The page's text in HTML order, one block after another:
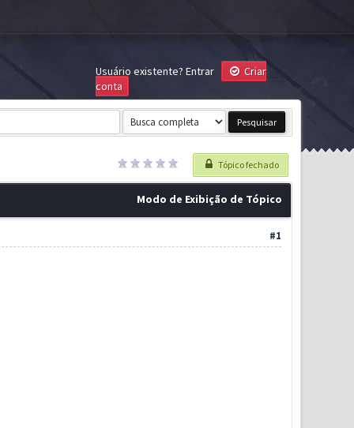
Usuário existente? Entrar
Criar
conta
Tópico fechado
Modo de Exibição de Tópico
#1